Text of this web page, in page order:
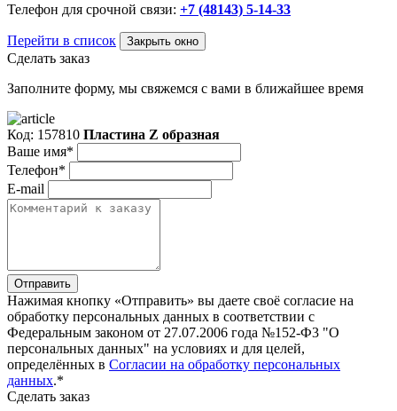
Телефон для срочной связи: +7 (48143) 5-14-33
Перейти в список Закрыть окно
Сделать заказ
Заполните форму, мы свяжемся с вами в ближайшее время
Код: 157810 Пластина Z образная
Ваше имя*
Телефон*
E-mail
Отправить
Нажимая кнопку «Отправить» вы даете своё согласие на
обработку персональных данных в соответствии с
Федеральным законом от 27.07.2006 года №152-Ф3 "О
персональных данных" на условиях и для целей,
определённых в Согласии на обработку персональных
данных.*
Сделать заказ